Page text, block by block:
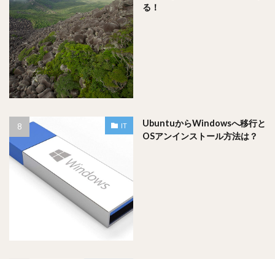
る！
IT
UbuntuからWindowsへ移行と
OSアンインストール方法は？